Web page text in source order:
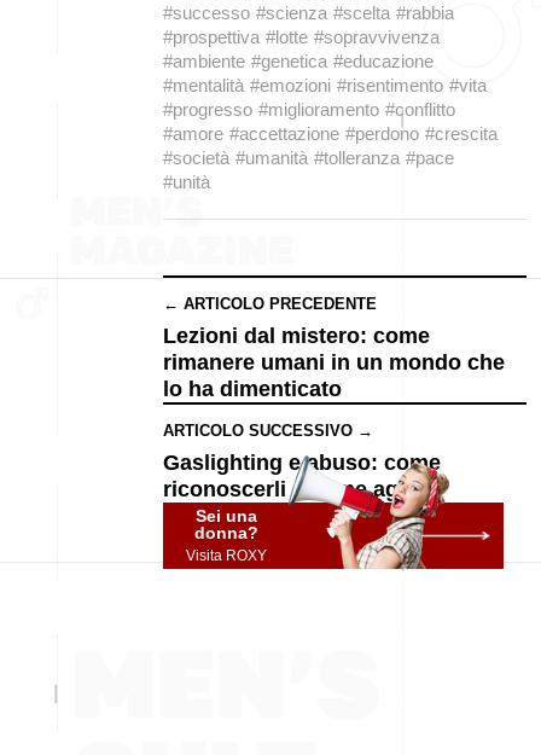
#successo #scienza #scelta #rabbia
#prospettiva #lotte #sopravvivenza
#ambiente #genetica #educazione
#mentalità #emozioni #risentimento #vita
#progresso #miglioramento #conflitto
#amore #accettazione #perdono #crescita
#società #umanità #tolleranza #pace
#unità
← ARTICOLO PRECEDENTE
Lezioni dal mistero: come
rimanere umani in un mondo che
lo ha dimenticato
ARTICOLO SUCCESSIVO →
Gaslighting e abuso: come
riconoscerli e come agire?
Sei una
donna?
Visita ROXY